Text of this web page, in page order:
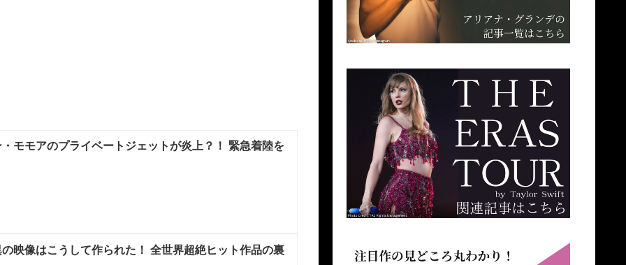
モモアのプライベートジェットが炎上？！ 緊急着陸を
映像はこうして作られた！ 全世界超絶ヒット作品の裏